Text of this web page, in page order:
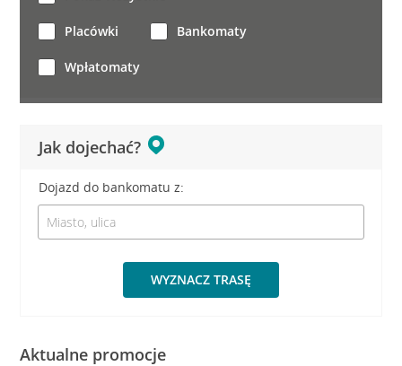
Jak dojechać?
Dojazd do bankomatu z:
WYZNACZ TRASĘ
Placówki Bankomaty
Wpłatomaty
Aktualne promocje